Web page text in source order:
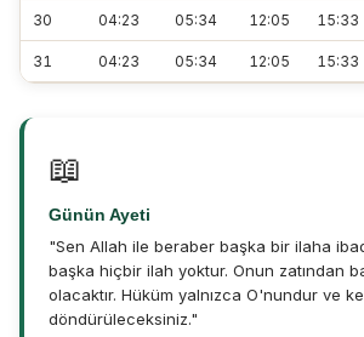
30 04:23 05:34 12:05 15:33
31 04:23 05:34 12:05 15:33
📖
Günün Ayeti
"Sen Allah ile beraber başka bir ilaha
başka hiçbir ilah yoktur. Onun zatından
olacaktır. Hüküm yalnızca O'nundur ve
döndürüleceksiniz."